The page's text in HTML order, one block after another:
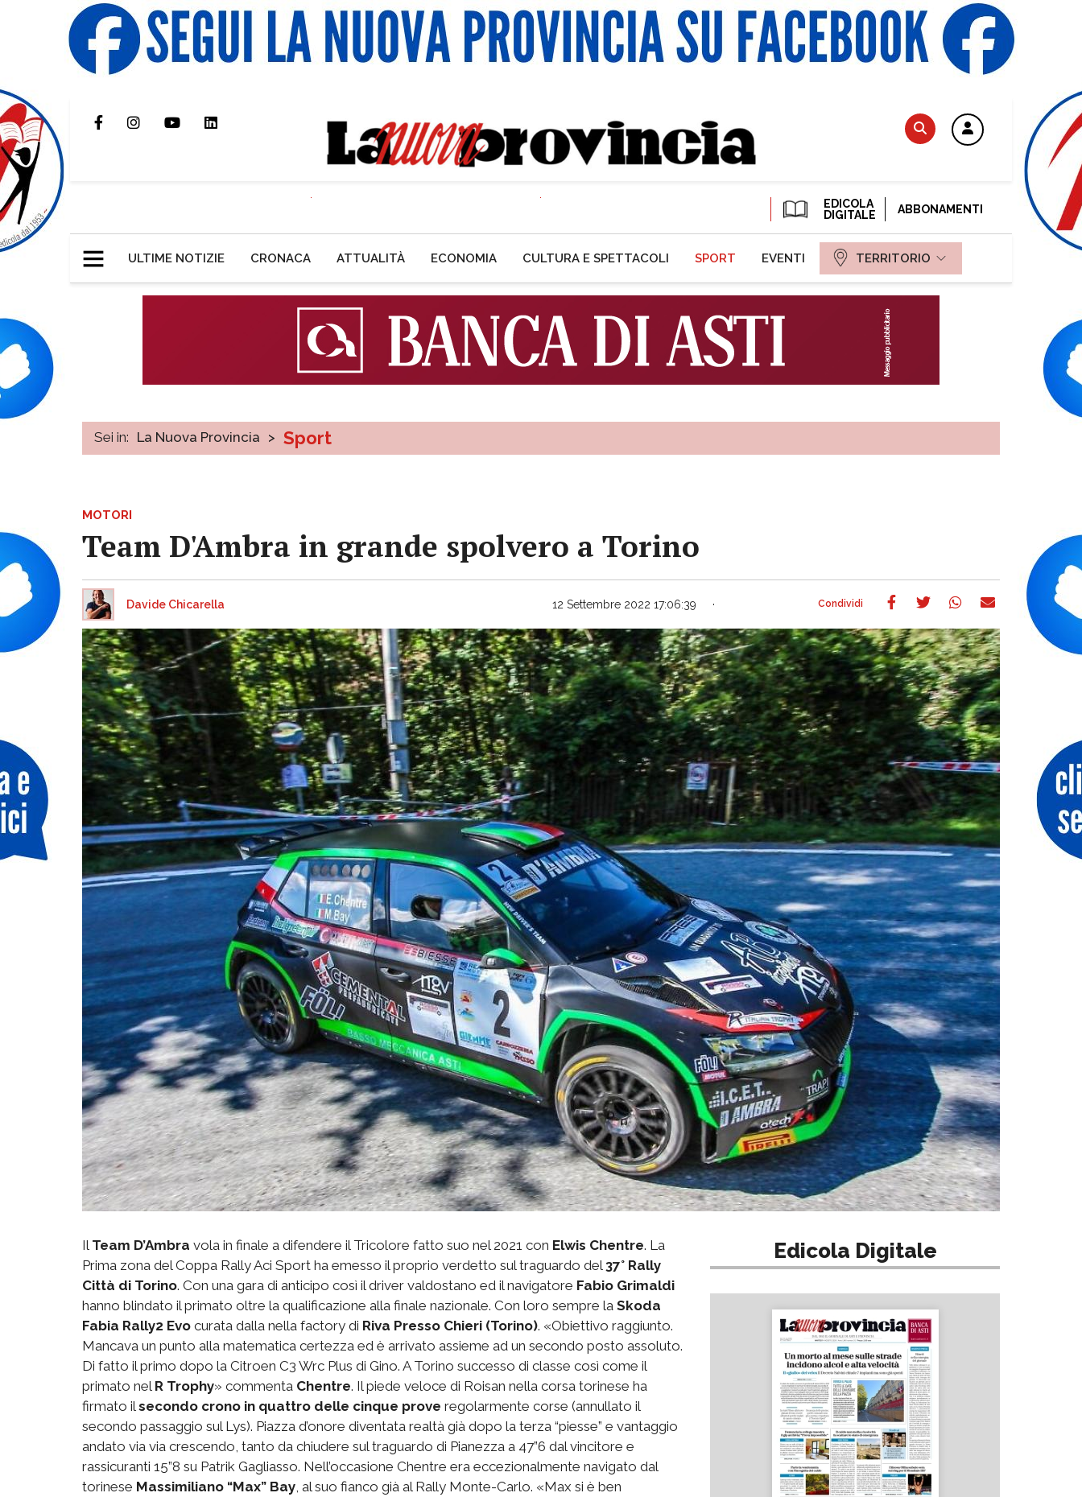
EDICOLA
DIGITALE
ABBONAMENTI
ULTIME NOTIZIE CRONACA ATTUALITÀ ECONOMIA CULTURA E SPETTACOLI SPORT EVENTI TERRITORIO
Sei in: La Nuova Provincia > Sport
MOTORI
Team D'Ambra in grande spolvero a Torino
Davide Chicarella 12 Settembre 2022 17:06:39
Il Team D’Ambra vola in finale a difendere il Tricolore fatto suo nel 2021 con Elwis Chentre. La
Prima zona del Coppa Rally Aci Sport ha emesso il proprio verdetto sul traguardo del 37° Rally
Città di Torino. Con una gara di anticipo così il driver valdostano ed il navigatore Fabio Grimaldi
hanno blindato il primato oltre la qualificazione alla finale nazionale. Con loro sempre la Skoda
Fabia Rally2 Evo curata dalla nella factory di Riva Presso Chieri (Torino). «Obiettivo raggiunto.
Mancava un punto alla matematica certezza ed è arrivato assieme ad un secondo posto assoluto.
Di fatto il primo dopo la Citroen C3 Wrc Plus di Gino. A Torino successo di classe così come il
primato nel R Trophy» commenta Chentre. Il piede veloce di Roisan nella corsa torinese ha
firmato il secondo crono in quattro delle cinque prove regolarmente corse (annullato il
secondo passaggio sul Lys). Piazza d’onore diventata realtà già dopo la terza “piesse” e vantaggio
andato via via crescendo, tanto da chiudere sul traguardo di Pianezza a 47”6 dal vincitore e
rassicuranti 15”8 su Patrik Gagliasso. Nell’occasione Chentre era eccezionalmente navigato dal
torinese Massimiliano “Max” Bay , al suo fianco già al Rally Monte-Carlo. «Max si è ben
Edicola Digitale